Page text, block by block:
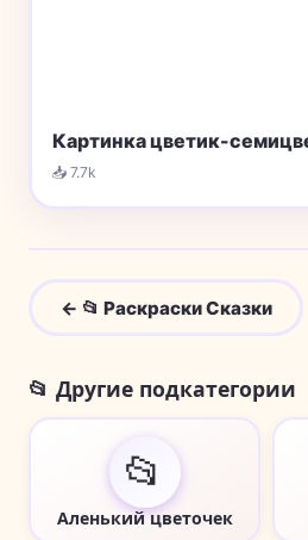
Картинка цветик-
📥 7.7k
← 📂 Раскраски Сказки
📂 Другие подкатегории
📂
Аленький цветочек